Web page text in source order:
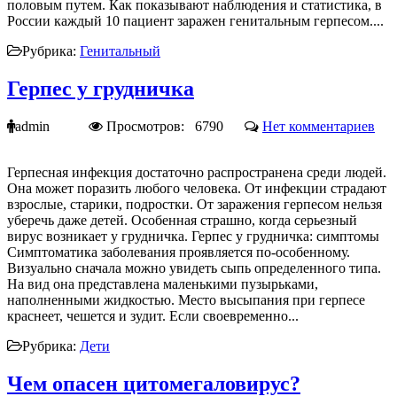
половым путем. Как показывают наблюдения и статистика, в
России каждый 10 пациент заражен генитальным герпесом....
Рубрика: Генитальный
Герпес у грудничка
admin Просмотров: 6790 Нет комментариев
Герпесная инфекция достаточно распространена среди людей.
Она может поразить любого человека. От инфекции страдают
взрослые, старики, подростки. От заражения герпесом нельзя
уберечь даже детей. Особенная страшно, когда серьезный
вирус возникает у грудничка. Герпес у грудничка: симптомы
Симптоматика заболевания проявляется по-особенному.
Визуально сначала можно увидеть сыпь определенного типа.
На вид она представлена маленькими пузырьками,
наполненными жидкостью. Место высыпания при герпесе
краснеет, чешется и зудит. Если своевременно...
Рубрика: Дети
Чем опасен цитомегаловирус?